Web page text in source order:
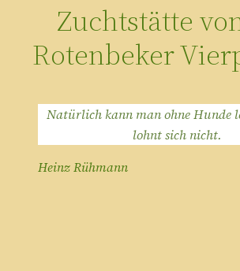
Zuchtstätte
Rotenbeker
Natürlich kann man ohne Hunde
lohnt sich nicht.
Heinz Rühmann